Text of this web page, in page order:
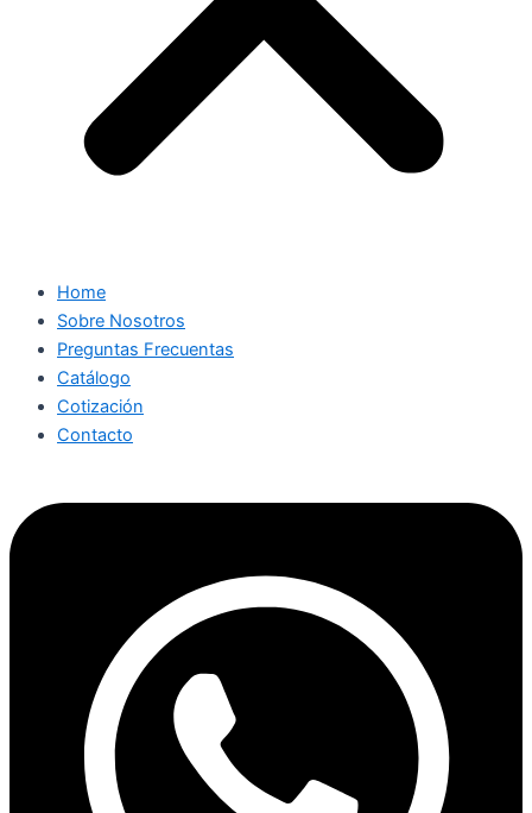
Home
Sobre Nosotros
Preguntas Frecuentas
Catálogo
Cotización
Contacto